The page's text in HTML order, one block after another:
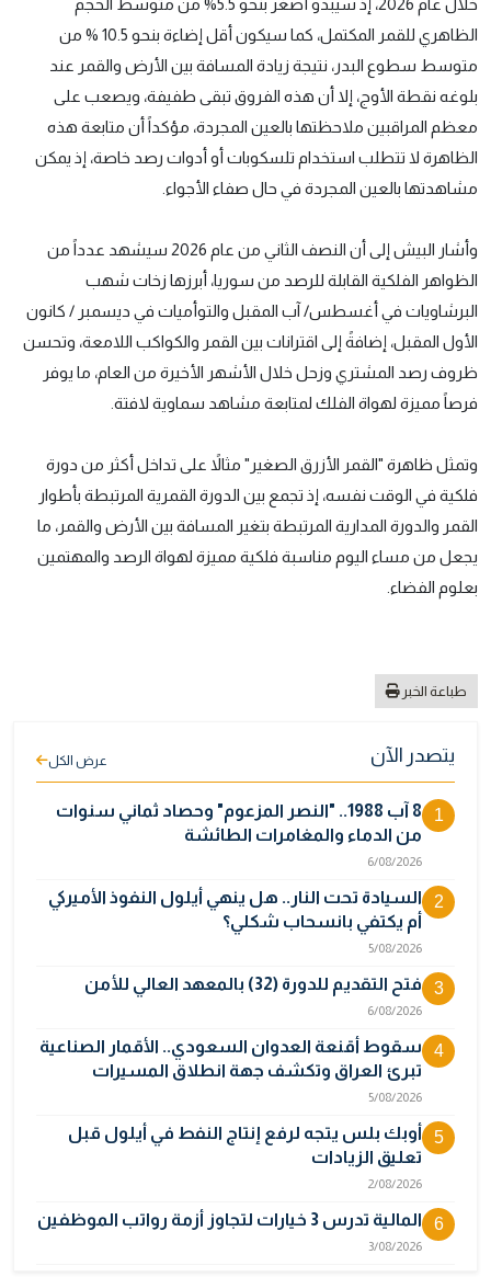
خلال عام 2026، إذ سيبدو أصغر بنحو 5.5% من متوسط الحجم
الظاهري للقمر المكتمل، كما سيكون أقل إضاءة بنحو 10.5 % من
متوسط سطوع البدر، نتيجة زيادة المسافة بين الأرض والقمر عند
بلوغه نقطة الأوج، إلا أن هذه الفروق تبقى طفيفة، ويصعب على
معظم المراقبين ملاحظتها بالعين المجردة، مؤكداً أن متابعة هذه
الظاهرة لا تتطلب استخدام تلسكوبات أو أدوات رصد خاصة، إذ يمكن
مشاهدتها بالعين المجردة في حال صفاء الأجواء.
وأشار البيش إلى أن النصف الثاني من عام 2026 سيشهد عدداً من
الظواهر الفلكية القابلة للرصد من سوريا، أبرزها زخات شهب
البرشاويات في أغسطس/ آب المقبل والتوأميات في ديسمبر / كانون
الأول المقبل، إضافةً إلى اقترانات بين القمر والكواكب اللامعة، وتحسن
ظروف رصد المشتري وزحل خلال الأشهر الأخيرة من العام، ما يوفر
فرصاً مميزة لهواة الفلك لمتابعة مشاهد سماوية لافتة.
وتمثل ظاهرة "القمر الأزرق الصغير" مثالاً على تداخل أكثر من دورة
فلكية في الوقت نفسه، إذ تجمع بين الدورة القمرية المرتبطة بأطوار
القمر والدورة المدارية المرتبطة بتغير المسافة بين الأرض والقمر، ما
يجعل من مساء اليوم مناسبة فلكية مميزة لهواة الرصد والمهتمين
بعلوم الفضاء.
طباعة الخبر
يتصدر الآن عرض الكل
1
8 آب 1988.. "النصر المزعوم" وحصاد ثماني سنوات
من الدماء والمغامرات الطائشة
6/08/2026
2
السيادة تحت النار.. هل ينهي أيلول النفوذ الأميركي
أم يكتفي بانسحاب شكلي؟
5/08/2026
3 فتح التقديم للدورة (32) بالمعهد العالي للأمن
6/08/2026
4
سقوط أقنعة العدوان السعودي.. الأقمار الصناعية
تبرئ العراق وتكشف جهة انطلاق المسيرات
5/08/2026
5
أوبك بلس يتجه لرفع إنتاج النفط في أيلول قبل
تعليق الزيادات
2/08/2026
6 المالية تدرس 3 خيارات لتجاوز أزمة رواتب الموظفين
3/08/2026